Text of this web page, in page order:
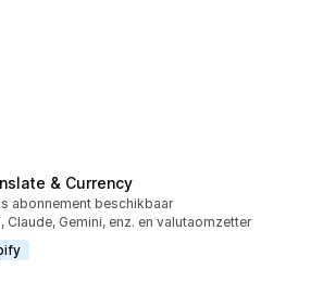
& Currency
totaal
abonnement beschikbaar
Claude, Gemini, enz. en valutaomzetter